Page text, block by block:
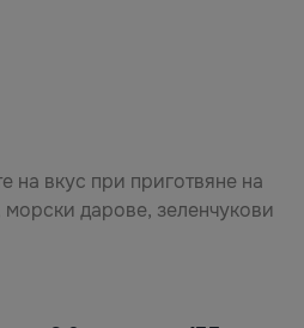
на вкус при приготвяне на
дарове, зеленчукови